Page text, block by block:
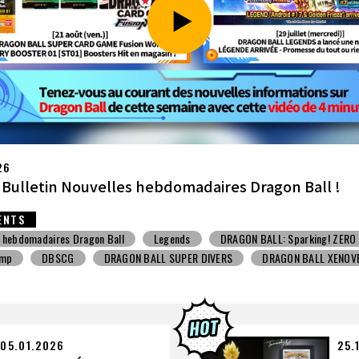
Bulletin Nouvelles hebdomadaires Dragon Ball !
hebdomadaires Dragon Ball
Jouet avec une friandise V Jump
SUPER DIVERS
DRAGON BALL XENOVERSE ３
Toyotarou a essayé de dessiner
BANDAI
05.01.2026